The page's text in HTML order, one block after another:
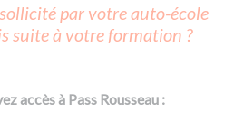
routepar votre auto-école
suite à votre formation ?
accès à Pass Rousseau :